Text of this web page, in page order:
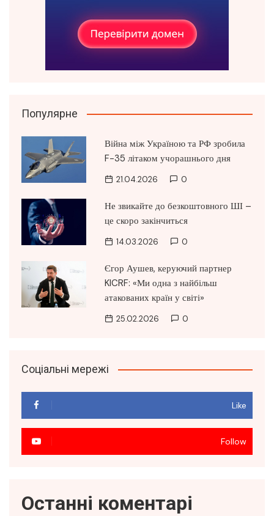
Популярне
Війна між Україною та РФ зробила
F-35 літаком учорашнього дня
21.04.2026 0
Не звикайте до безкоштовного ШІ –
це скоро закінчиться
14.03.2026 0
Єгор Аушев, керуючий партнер
KICRF: «Ми одна з найбільш
атакованих країн у світі»
25.02.2026 0
Соціальні мережі
Like
Follow
Останні коментарі